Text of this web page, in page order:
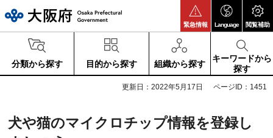
緊急情報 Language 閲覧補助
分類から探す 目的から探す 組織から探す
キーワードから
探す
更新日：2022年5月17日 ページID：1451
犬や猫のマイクロチップ情報を登録し